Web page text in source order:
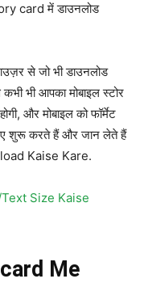
card में डाउनलोड
से जो भी डाउनलोड
कभी भी आपका मोबाइल स्टोर
और मोबाइल को फॉर्मेट
शुरू करते हैं और जान लेते हैं
Kaise Kare.
Size Kaise
Me